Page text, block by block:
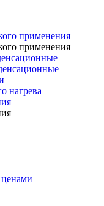
применения
применения
нагрева
ценами